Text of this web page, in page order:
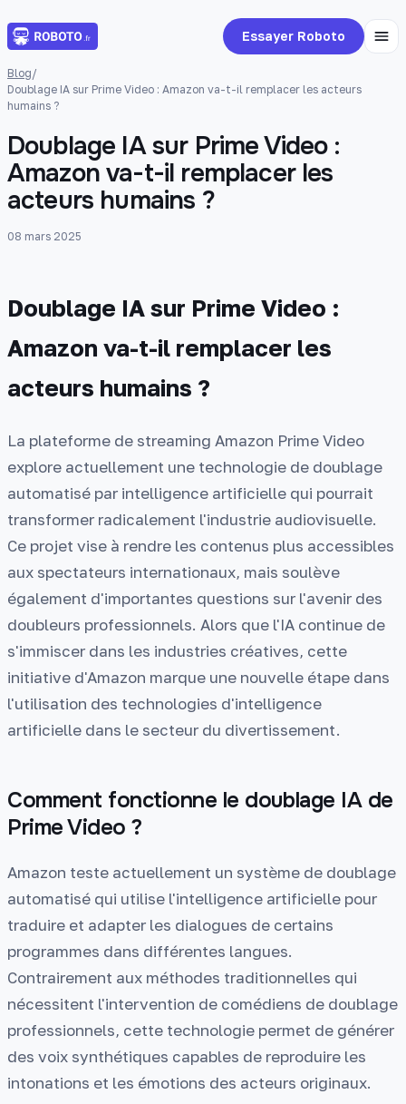
Essayer Roboto
Blog/
Doublage IA sur Prime Video : Amazon va-t-il remplacer les acteurs
humains ?
Doublage IA sur Prime Video :
Amazon va-t-il remplacer les
acteurs humains ?
08 mars 2025
Doublage IA sur Prime Video :
Amazon va-t-il remplacer les
acteurs humains ?
La plateforme de streaming Amazon Prime Video
explore actuellement une technologie de doublage
automatisé par intelligence artificielle qui pourrait
transformer radicalement l'industrie audiovisuelle.
Ce projet vise à rendre les contenus plus accessibles
aux spectateurs internationaux, mais soulève
également d'importantes questions sur l'avenir des
doubleurs professionnels. Alors que l'IA continue de
s'immiscer dans les industries créatives, cette
initiative d'Amazon marque une nouvelle étape dans
l'utilisation des technologies d'intelligence
artificielle dans le secteur du divertissement.
Comment fonctionne le doublage IA de
Prime Video ?
Amazon teste actuellement un système de doublage
automatisé qui utilise l'intelligence artificielle pour
traduire et adapter les dialogues de certains
programmes dans différentes langues.
Contrairement aux méthodes traditionnelles qui
nécessitent l'intervention de comédiens de doublage
professionnels, cette technologie permet de générer
des voix synthétiques capables de reproduire les
intonations et les émotions des acteurs originaux.